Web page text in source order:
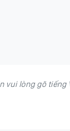
vui lòng gõ tiếng